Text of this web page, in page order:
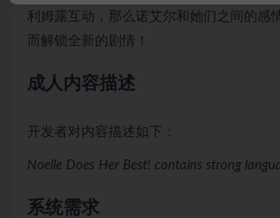
利姆露互动，那么诺艾尔和她们之间的感
而解锁全新的剧情！
成人内容描述
开发者对内容描述如下：
Noelle Does Her Best! contains strong
系统需求